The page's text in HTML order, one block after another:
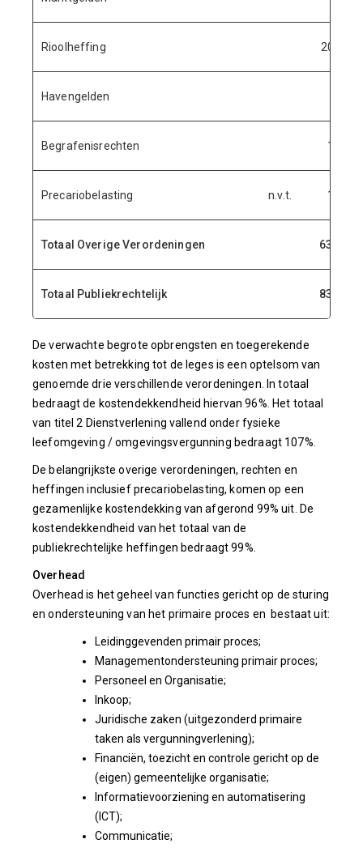
Rioolheffing
Havengelden
Begrafenisrechten
Precariobelasting n.v.t.
Totaal Overige Verordeningen
Totaal Publiekrechtelijk
De verwachte begrote opbrengsten en toegerekende
kosten met betrekking tot de leges is een optelsom van
genoemde drie verschillende verordeningen. In totaal
bedraagt de kostendekkendheid hiervan 96%. Het totaal
van titel 2 Dienstverlening vallend onder fysieke
leefomgeving / omgevingsvergunning bedraagt 107%.
De belangrijkste overige verordeningen, rechten en
heffingen inclusief precariobelasting, komen op een
gezamenlijke kostendekking van afgerond 99% uit. De
kostendekkendheid van het totaal van de
publiekrechtelijke heffingen bedraagt 99%.
Overhead
Overhead is het geheel van functies gericht op de sturing
en ondersteuning van het primaire proces en bestaat uit:
Leidinggevenden primair proces;
Managementondersteuning primair proces;
Personeel en Organisatie;
Inkoop;
Juridische zaken (uitgezonderd primaire
taken als vergunningverlening);
Financiën, toezicht en controle gericht op de
(eigen) gemeentelijke organisatie;
Informatievoorziening en automatisering
(ICT);
Communicatie;